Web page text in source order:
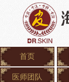
首页
医师团队